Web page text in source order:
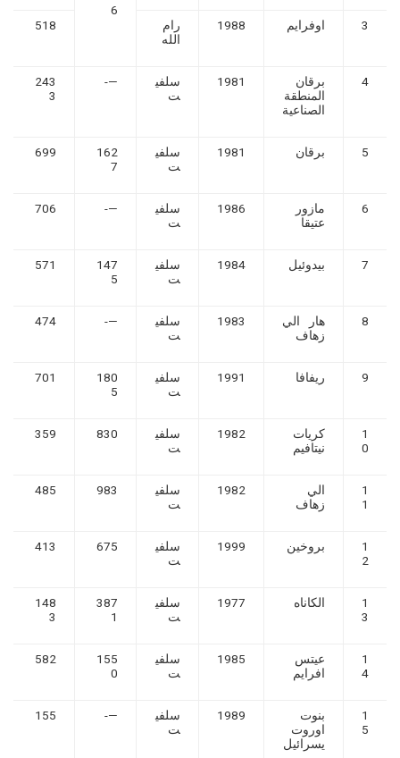
6
3
اوفرايم 1988
رام
الله
518
4
برقان
المنطقة
الصناعية
1981
سلفي
ت
—-
243
3
5 برقان 1981
سلفي
ت
162
7
699
6
مازور
عتيقا
1986
سلفي
ت
—-
706
7 بيدوئيل 1984
سلفي
ت
147
5
571
8
هار الي
زهاف
1983
سلفي
ت
—-
474
9 ريفافا 1991
سلفي
ت
180
5
701
1
0
كريات
نيتافيم
1982
سلفي
ت
830
359
1
1
الي
زهاف
1982
سلفي
ت
983
485
1
2
بروخين 1999
سلفي
ت
675
413
1
3
الكاناه 1977
سلفي
ت
387
1
148
3
1
4
عيتس
افرايم
1985
سلفي
ت
155
0
582
1
5
بنوت
اوروت
يسرائيل
1989
سلفي
ت
—-
155